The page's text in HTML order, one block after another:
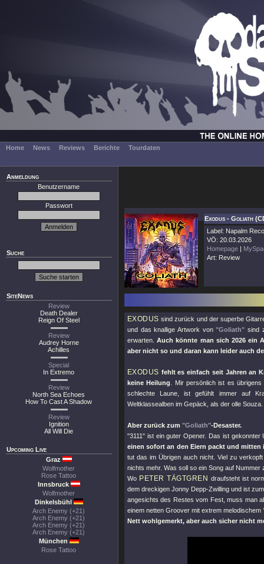
Home News Reviews Berichte Tourdaten
Anmeldung
Benutzername
Passwort
Suche
SiteNews
Review
Death Dealer
Reign Of Steel
Review
Audrey Horne
Achilles
Special
In Extremo
Review
North Sea Echoes
How To Cast A Shadow
Review
Ignition
All Will Die
Upcoming Live
Graz
Wolfmother
Rose Tattoo
Innsbruck
Wolfmother
Dinkelsbühl
Arch Enemy (+21)
Arch Enemy (+21)
Arch Enemy (+21)
Arch Enemy (+21)
München
Rose Tattoo
Exodus - Goliath
Label: Napalm
VÖ: 20.03.2026
Homepage |
Art: Review
EXODUS sind zurück und der superbe
und das knallige Artwork von"Goliath" sind
erwarten.Auch könnte man sich 2026 ein
aber nicht so und daran kann leider auch
EXODUS fehlt es einfach seit Jahren an
keine Heilung
. Mir persönlich ist es
schlechte Laune, ist gefühlt immer auf
Weltklassealben im Gepäck, als der olle
Aber zurück zum "Goliath"-Desaster.
"3111" ist ein guter Opener. Das ist
einen sofort an den Eiern packt und
tut das im Übrigen auch nicht. Viel zu
nichts mehr. Was soll so ein Song auf Nummer
Wo PETER TÄGTGREN draufsteht ist
dem dreckigen Jonny Depp-Zwilling und ist
angesichts des Restes vom Fest, muss man
einem netten Groover mit extrem melodischem
Nett wohlgemerkt, aber auch sicher nicht